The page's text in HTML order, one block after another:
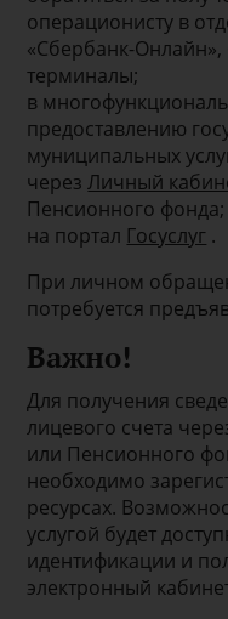
операционисту в
«Сбербанк-
терминалы;
в
предоставлению
муниципальных
черезЛичный
Пенсионного фонда;
на портал Госуслуг .
При личном
потребуется
Важно!
Для получения
лицевого счета
или Пенсионного
необходимо
ресурсах.
услугой будет
идентификации и
электронный